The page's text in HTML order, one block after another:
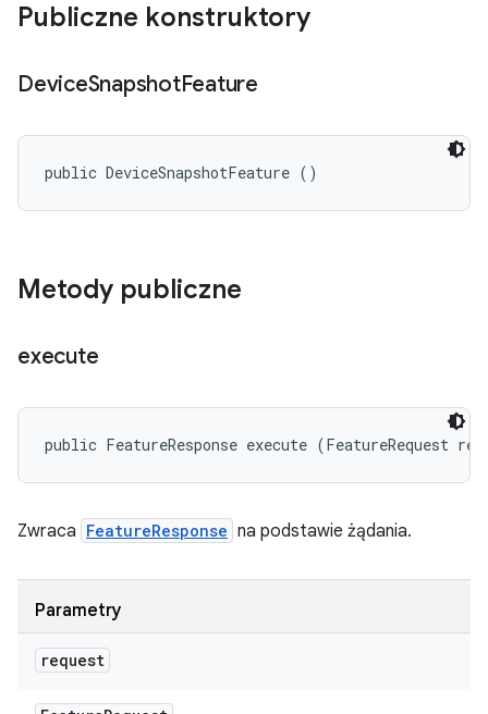
Publiczne konstruktory
DeviceSnapshotFeature
public DeviceSnapshotFeature ()
Metody publiczne
execute
public FeatureResponse execute (FeatureRequest
Zwraca FeatureResponse na podstawie żądania.
Parametry
request